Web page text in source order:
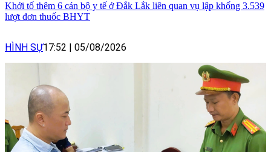
Khởi tố thêm 6 cán bộ y tế ở Đắk Lắk liên quan vụ lập khống 3.539
lượt đơn thuốc BHYT
HÌNH SỰ17:52 05/08/2026